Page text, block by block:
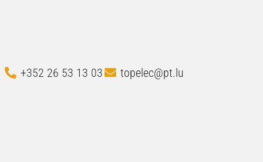
+352 26 53 13 03 topelec@pt.lu